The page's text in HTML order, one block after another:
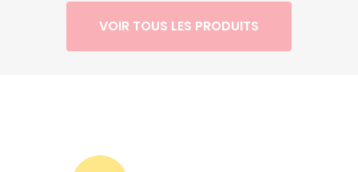
VOIR TOUS LES PRODUITS